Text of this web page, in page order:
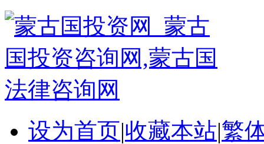
设为首页|收藏本站|繁